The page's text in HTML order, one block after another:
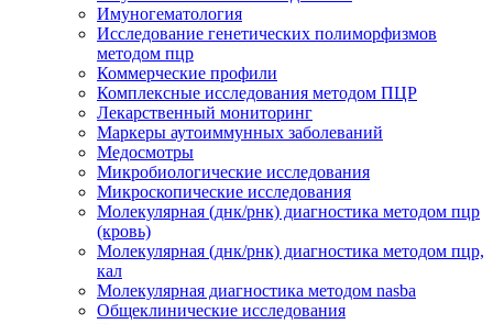
Имуногематология
Исследование генетических полиморфизмов
методом пцр
Коммерческие профили
Комплексные исследования методом ПЦР
Лекарственный мониторинг
Маркеры аутоиммунных заболеваний
Медосмотры
Микробиологические исследования
Микроскопические исследования
Молекулярная (днк/рнк) диагностика методом пцр
(кровь)
Молекулярная (днк/рнк) диагностика методом пцр,
кал
Молекулярная диагностика методом nasba
Общеклинические исследования